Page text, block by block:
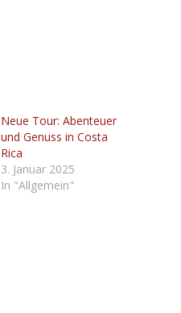
Neue Tour: Abenteuer
und Genuss in Costa
Rica
3. Januar 2025
In "Allgemein"